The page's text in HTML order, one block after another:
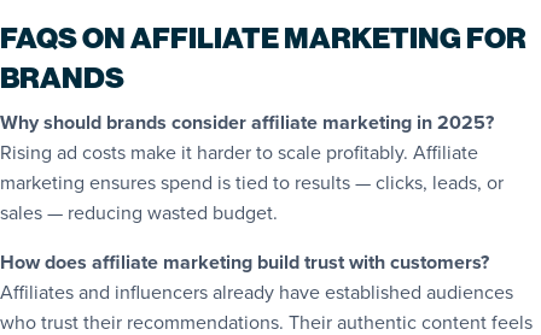
FAQS ON AFFILIATE MARKETING FOR
BRANDS
Why should brands consider affiliate marketing in 2025?
Rising ad costs make it harder to scale profitably. Affiliate
marketing ensures spend is tied to results — clicks, leads, or
sales — reducing wasted budget.
How does affiliate marketing build trust with customers?
Affiliates and influencers already have established audiences
who trust their recommendations. Their authentic content feels